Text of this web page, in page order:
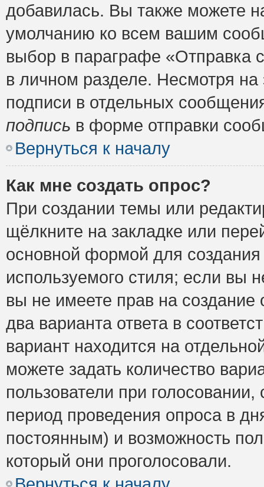
добавилась. Вы также можете
умолчанию ко всем вашим
выбор в параграфе «Отправка
в личном разделе. Несмотря
подписи в отдельных
подпись в форме отправки
Вернуться к началу
Как мне создать опрос?
При создании темы или
щёлкните на закладке или
основной формой для
используемого стиля; если вы
вы не имеете прав на
два варианта ответа в
вариант находится на
можете задать количество
пользователи при
период проведения опроса в
постоянным) и возможность
который они проголосовали.